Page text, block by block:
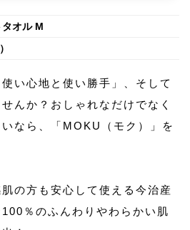
オル M
い心地と使い勝手」、そして
んか？おしゃれなだけでなく
なら、「MOKU（モク）」を
の方も安心して使える今治産
％のふんわりやわらかい肌